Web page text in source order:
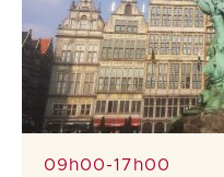
09h00-17h00